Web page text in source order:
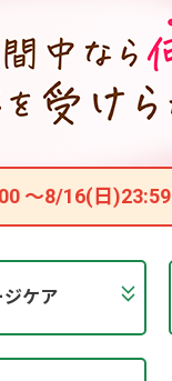
～8/16(日)23:59
ジケア